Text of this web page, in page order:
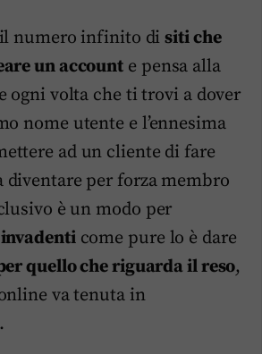
numero infinito disiti che
un account e pensa alla
ogni volta che ti trovi a dover
nome utente e l’ennesima
ad un cliente di fare
diventare per forza membro
è un modo per
come pure lo è dare
quello che riguarda il reso,
va tenuta in